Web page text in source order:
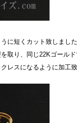
に短くカット致しました
取り、同じ22Kゴール
レスになるように加工致